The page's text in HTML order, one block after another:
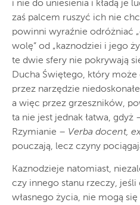
i nie do uniesienia i kładą je
zaś palcem ruszyć ich nie
powinni wyraźnie odróżniać
wolę” od „kaznodziei i jego
te dwie sfery nie pokrywają
Ducha Świętego, który może
przez narzędzie
a więc przez grzeszników,
ta nie jest jednak łatwa,
Rzymianie – Verba docent,
pouczają, lecz czyny
Kaznodzieje natomiast,
czy innego stanu rzeczy,
własnego życia, nie mogą